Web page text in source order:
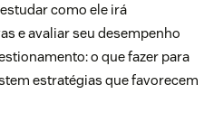
como ele irá
e avaliar seu desempenho
o que fazer para
estratégias que favorecem